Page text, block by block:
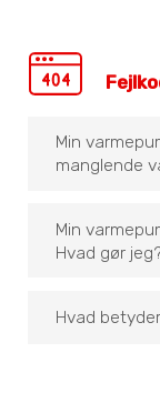
Min
manglende
Min
Hvad gør
Hvad